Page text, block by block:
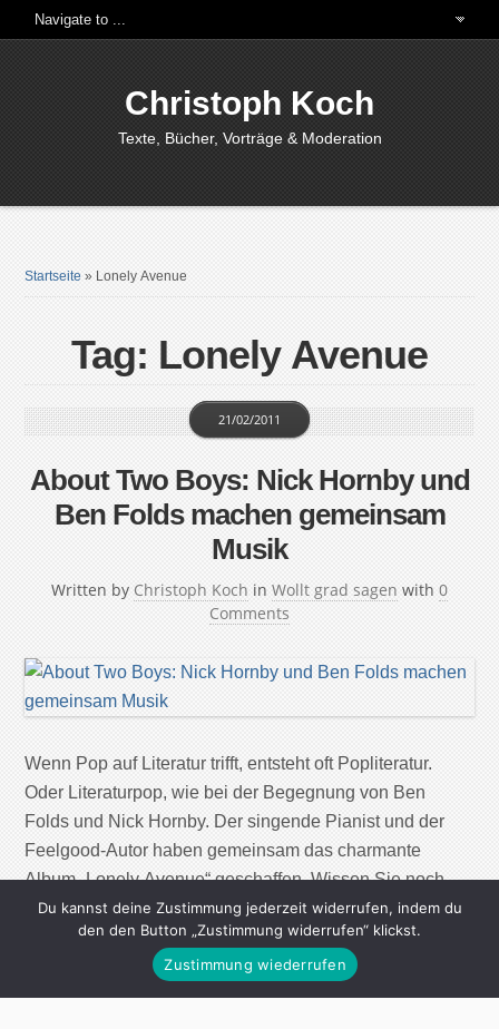
Christoph Koch
Texte, Bücher, Vorträge & Moderation
Startseite » Lonely Avenue
Tag: Lonely Avenue
About Two Boys: Nick Hornby und
Ben Folds machen gemeinsam
Musik
Written by Christoph Koch
21/02/2011
in Wollt grad sagen with 0
Comments
Wenn Pop auf Literatur trifft, entsteht oft Popliteratur.
Oder Literaturpop, wie bei der Begegnung von Ben
Folds und Nick Hornby. Der singende Pianist und der
Feelgood-Autor haben gemeinsam das charmante
Album „Lonely Avenue“ geschaffen. Wissen Sie noch,
wann Sie zum ersten Mal vom jeweils anderen gehört
haben? Folds: Mein Label schenkte mir Nicks Roman
Du kannst deine Zustimmung jederzeit widerrufen, indem du
den den Button „Zustimmung widerrufen“ klickst.
Zustimmung wiederrufen